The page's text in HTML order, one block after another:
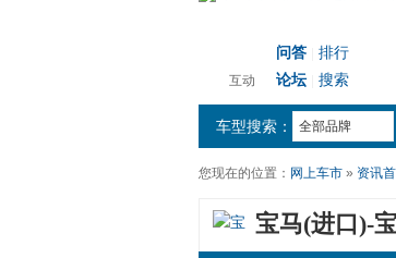
互动
问答
排行
论坛
搜索
车型搜索： 全部品牌
您现在的位置： 网上车市 » 资讯
宝马(进口)-